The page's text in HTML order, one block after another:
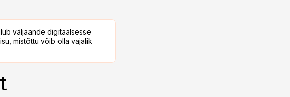
väljaande digitaalsesse
mistõttu võib olla vajalik